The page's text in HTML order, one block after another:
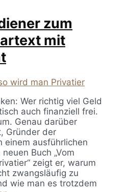
zum
mit
Wer richtig viel Geld
auch finanziell frei.
Genau darüber
Gründer der
einem ausführlichen
Buch „Vom
zeigt er, warum
zwangsläufig zu
wie man es trotzdem